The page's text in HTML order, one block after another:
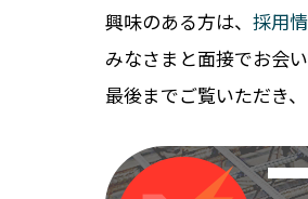
興味のある方は、 採用
みなさまと面接でお会
最後までご覧いただき